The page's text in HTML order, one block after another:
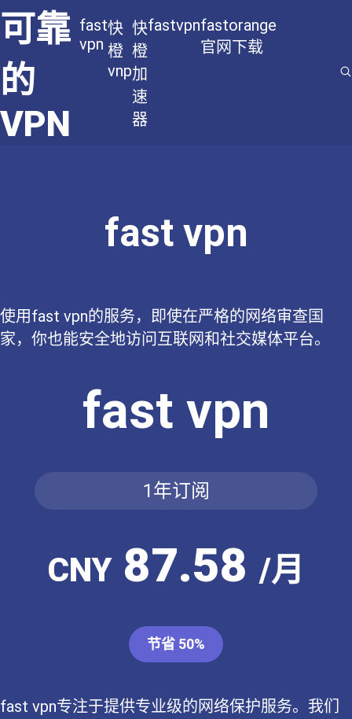
可靠
的
VPN
fast
vpn
快
橙
vnp
快
橙
加
速
器
fastvpnfastorange
官网下载
fast vpn
使用fast vpn的服务，即使在严格的网络审查国
家，你也能安全地访问互联网和社交媒体平台。
fast vpn
1年订阅
CNY87.58 /月
节省 50%
fast vpn专注于提供专业级的网络保护服务。我们